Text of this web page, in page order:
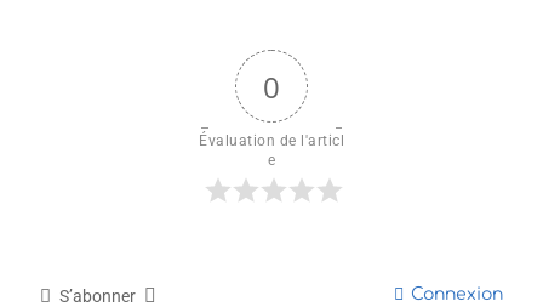
0
Évaluation de l'articl
e
S’abonner Connexion